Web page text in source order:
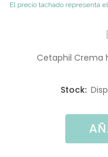
El precio tachado representa
Cetaphil Crema
Stock: